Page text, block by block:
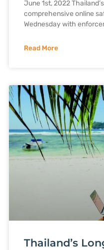
June 1st, 2022
comprehensive online
Wednesday with
Read More
Thailand’s